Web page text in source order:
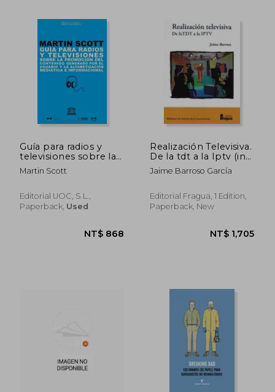
NT$ 1,267
NT$ 1,264
Guía para radios y
televisiones sobre la
promoción del
contenido generado
alfabetización
mediática e
Martin Scott
Editorial UOC, S.L.,
Paperback, Used
Realización Televisiva.
De la tdt a la Iptv (in
Spanish)
Jaime Barroso García
Editorial Fragua, 1 Edition,
Paperback, New